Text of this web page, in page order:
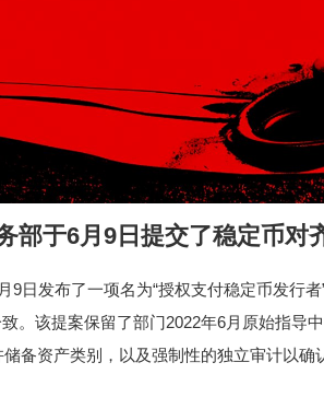
部于6月9日提交了稳定币对
9日发布了一项名为“授权支付稳定币发行
。该提案保留了部门2022年6月原始指导
备资产类别，以及强制性的独立审计以确